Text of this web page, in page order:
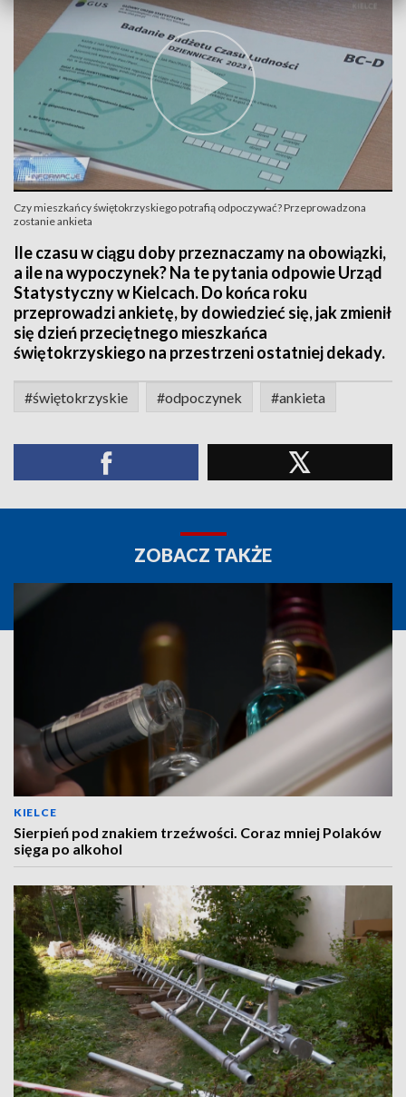
Czy mieszkańcy świętokrzyskiego potrafią odpoczywać? Przeprowadzona
zostanie ankieta
Ile czasu w ciągu doby przeznaczamy na obowiązki,
a ile na wypoczynek? Na te pytania odpowie Urząd
Statystyczny w Kielcach. Do końca roku
przeprowadzi ankietę, by dowiedzieć się, jak zmienił
się dzień przeciętnego mieszkańca
świętokrzyskiego na przestrzeni ostatniej dekady.
#świętokrzyskie #odpoczynek #ankieta
ZOBACZ TAKŻE
KIELCE
Sierpień pod znakiem trzeźwości. Coraz mniej Polaków
sięga po alkohol